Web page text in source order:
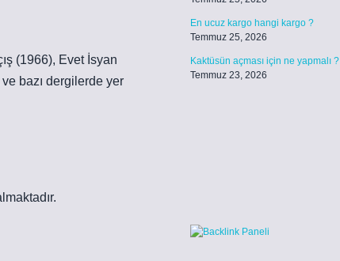
(1966), Evet İsyan
bazı dergilerde yer
En ucuz kargo hangi kargo ?
Temmuz 25, 2026
Kaktüsün açması için ne yapmalı ?
Temmuz 23, 2026